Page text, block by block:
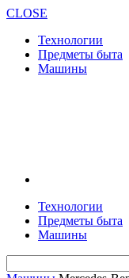
CLOSE
Технологии
Предметы быта
Машины
Технологии
Предметы быта
Машины